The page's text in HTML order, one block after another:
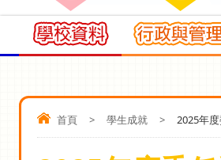
首頁 > 學生成就 > 2025年